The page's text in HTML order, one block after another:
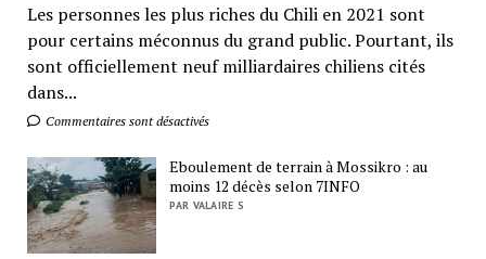
Les personnes les plus riches du Chili en 2021 sont
pour certains méconnus du grand public. Pourtant, ils
sont officiellement neuf milliardaires chiliens cités
dans...
Commentaires sont désactivés
Eboulement de terrain à Mossikro : au
moins 12 décès selon 7INFO
PAR VALAIRE S